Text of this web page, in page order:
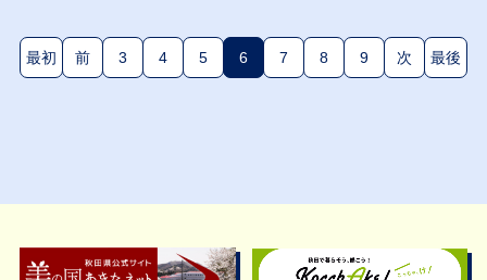
最初 前 3 4 5 6(現在のページ)
7 8 9 次 最後